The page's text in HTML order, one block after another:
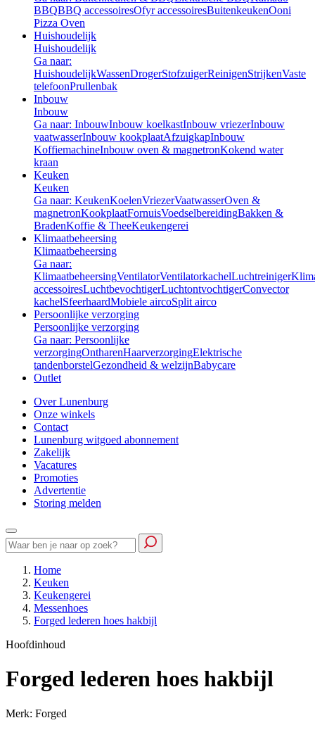
BBQBBQ accessoiresOfyr accessoiresBuitenkeukenOoni
Pizza Oven
Huishoudelijk
Huishoudelijk
Ga naar:
HuishoudelijkWassenDrogerStofzuigerReinigenStrijkenVaste
telefoonPrullenbak
Inbouw
Inbouw
Ga naar: InbouwInbouw koelkastInbouw vriezerInbouw
vaatwasserInbouw kookplaatAfzuigkapInbouw
KoffiemachineInbouw oven & magnetronKokend water
kraan
Keuken
Keuken
Ga naar: KeukenKoelenVriezerVaatwasserOven &
magnetronKookplaatFornuisVoedselbereidingBakken &
BradenKoffie & TheeKeukengerei
Klimaatbeheersing
Klimaatbeheersing
Ga naar:
KlimaatbeheersingVentilatorVentilatorkachelLuchtreiniger
accessoiresLuchtbevochtigerLuchtontvochtigerConvector
kachelSfeerhaardMobiele aircoSplit airco
Persoonlijke verzorging
Persoonlijke verzorging
Ga naar: Persoonlijke
verzorgingOntharenHaarverzorgingElektrische
tandenborstelGezondheid & welzijnBabycare
Outlet
Over Lunenburg
Onze winkels
Contact
Lunenburg witgoed abonnement
Zakelijk
Vacatures
Promoties
Advertentie
Storing melden
Home
Keuken
Keukengerei
Messenhoes
Forged lederen hoes hakbijl
Hoofdinhoud
Forged lederen hoes hakbijl
Merk: Forged